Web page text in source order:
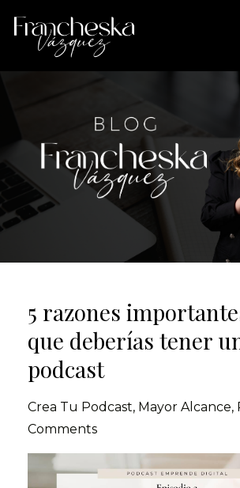
5 razones
que deberías tener
podcast
Crea Tu Podcast Mayor Alcance
Comments